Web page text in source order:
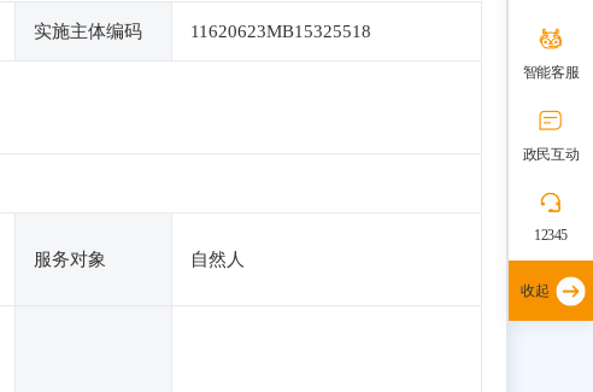
实施主体编码 11620623MB15325518
服务对象 自然人
智能客服
政民互动
12345
收起